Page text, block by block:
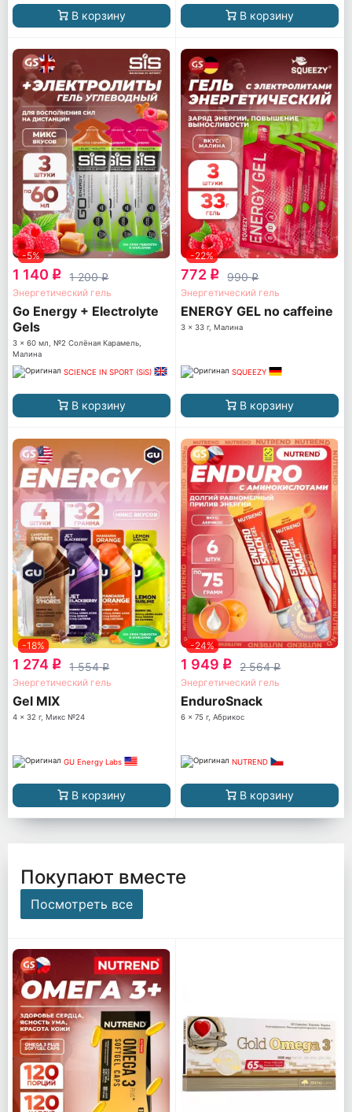
В корзину В корзину
-5%
1 140 q 1 200q
Энергетический гель
Go Energy + Electrolyte
Gels
3 x 60 мл, №2 Солёная Карамель,
Малина
SCIENCE IN SPORT (SiS)
В корзину
-22%
772 q 990q
Энергетический гель
ENERGY GEL no caffeine
3 x 33 г, Малина
SQUEEZY
В корзину
-18%
1 274 q 1 554q
Энергетический гель
Gel MIX
4 x 32 г, Микс №24
GU Energy Labs
В корзину
-24%
1 949 q 2 564q
Энергетический гель
EnduroSnack
6 x 75 г, Абрикос
NUTREND
В корзину
Покупают вместе
Посмотреть все